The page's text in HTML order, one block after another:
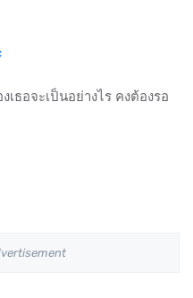
ธอจะเป็นอย่างไร คงต้องรอ